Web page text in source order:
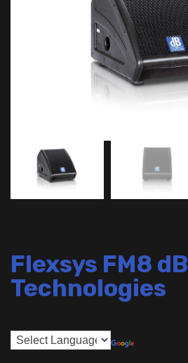
Flexsys FM8 dB
Technologies